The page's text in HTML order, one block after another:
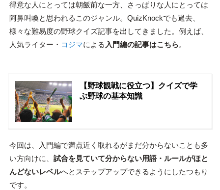
得意な人にとっては朝飯前な一方、さっぱりな人にとっては
阿鼻叫喚と思われるこのジャンル。QuizKnockでも過去、
様々な難易度の野球クイズ記事を出してきました。例えば、
人気ライター・ コジマによる 入門編の記事はこちら。
【野球観戦に役立つ】クイズで学
ぶ野球の基本知識
今回は、入門編で満点近く取れるがまだ分からないことも多
い方向けに、 試合を見ていて分からない用語・ルールがほと
んどないレベルへとステップアップできるようにしたつもり
です。